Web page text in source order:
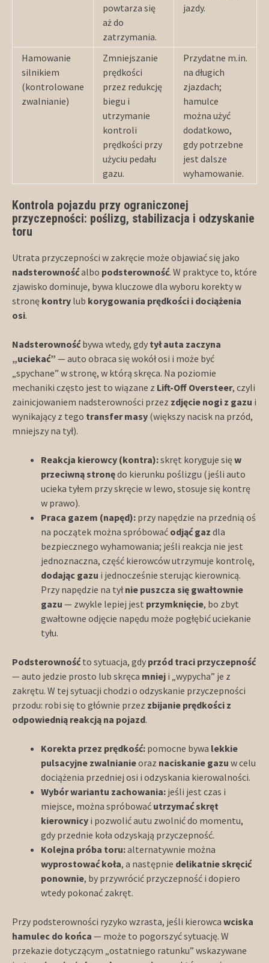
powtarza się
aż do
zatrzymania.
jazdy.
Hamowanie
silnikiem
(kontrolowane
zwalnianie)
Zmniejszanie
prędkości
przez redukcję
biegu i
utrzymanie
kontroli
prędkości przy
użyciu pedału
gazu.
Przydatne m.in.
na długich
zjazdach;
hamulce
można użyć
dodatkowo,
gdy potrzebne
jest dalsze
wyhamowanie.
Kontrola pojazdu przy ograniczonej
przyczepności: poślizg, stabilizacja i odzyskanie
toru
Utrata przyczepności w zakręcie może objawiać się jako
nadsterownośćalbo podsterowność. W praktyce to, które
zjawisko dominuje, bywa kluczowe dla wyboru korekty w
stronę kontry lub korygowania prędkości i dociążenia
osi.
Nadsterownośćbywa wtedy, gdy tył auta zaczyna
„uciekać” — auto obraca się wokół osi i może być
„spychane” w stronę, w którą skręca. Na poziomie
mechaniki często jest to wiązane z Lift-Off Oversteer, czyli
zainicjowaniem nadsterowności przez zdjęcie nogi z gazu i
wynikający z tego transfer masy (większy nacisk na przód,
mniejszy na tył).
Reakcja kierowcy (kontra):skręt koryguje sięw
przeciwną stronędo kierunku poślizgu (jeśli auto
ucieka tyłem przy skręcie w lewo, stosuje się kontrę
w prawo).
Praca gazem (napęd): przy napędzie na przednią oś
na początek można spróbować odjąć gaz dla
bezpiecznego wyhamowania; jeśli reakcja nie jest
jednoznaczna, część kierowców utrzymuje kontrolę,
dodając gazu i jednocześnie sterując kierownicą.
Przy napędzie na tyłnie puszcza się gwałtownie
gazu — zwykle lepiej jest przymknięcie, bo zbyt
gwałtowne odjęcie napędu może pogłębić uciekanie
tyłu.
Podsterownośćto sytuacja, gdy przód traci przyczepność
— auto jedzie prosto lub skręca mniej i „wypycha” je z
zakrętu. W tej sytuacji chodzi o odzyskanie przyczepności
przodu: robi się to głównie przez zbijanie prędkości z
odpowiednią reakcją na pojazd.
Korekta przez prędkość: pomocne bywa lekkie
pulsacyjne zwalnianieoraz naciskanie gazu w celu
dociążenia przedniej osi i odzyskania kierowalności.
Wybór wariantu zachowania: jeśli jest czas i
miejsce, można spróbować utrzymać skręt
kierownicy i pozwolić autu zwolnić do momentu,
gdy przednie koła odzyskają przyczepność.
Kolejna próba toru:alternatywnie można
wyprostować koła, a następnie delikatnie skręcić
ponownie, by przywrócić przyczepność i dopiero
wtedy pokonać zakręt.
Przy podsterowności ryzyko wzrasta, jeśli kierowca wciska
hamulec do końca — może to pogorszyć sytuację. W
przekazie dotyczącym „ostatniego ratunku” wskazywane